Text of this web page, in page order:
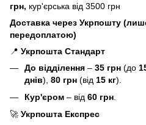
грн, кур'єрська від 3500 грн
Доставка через Укрпошту
передоплатою)
📍 Укрпошта Стандарт
До відділення – 35 грн (до
днів), 80 грн (від 15 кг).
Кур'єром – від 60 грн
🚀 Укрпошта Експрес